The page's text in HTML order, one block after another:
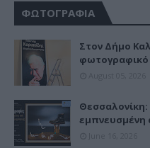
ΦΩΤΟΓΡΑΦΙΑ
Στον Δήμο
φωτογραφικό
εμπνευσμένη